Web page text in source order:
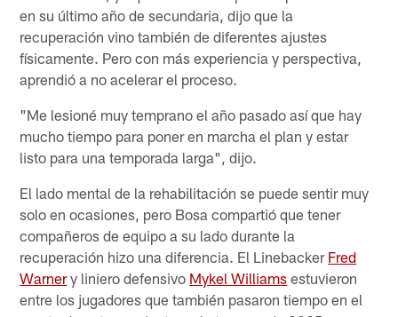
en su último año de secundaria, dijo que la
recuperación vino también de diferentes ajustes
físicamente. Pero con más experiencia y perspectiva,
aprendió a no acelerar el proceso.
"Me lesioné muy temprano el año pasado así que hay
mucho tiempo para poner en marcha el plan y estar
listo para una temporada larga", dijo.
El lado mental de la rehabilitación se puede sentir muy
solo en ocasiones, pero Bosa compartió que tener
compañeros de equipo a su lado durante la
recuperación hizo una diferencia. El Linebacker Fred
Warnery liniero defensivo Mykel Williams estuvieron
entre los jugadores que también pasaron tiempo en el